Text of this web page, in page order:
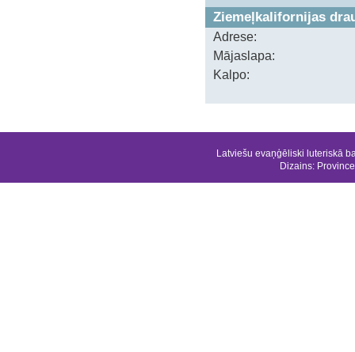
Ziemeļkalifornijas
Adrese:
Mājaslapa:
Kalpo:
Latviešu evaņģēliski luteriskā
Dizains: